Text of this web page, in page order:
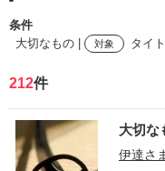
条件
大切なもの |
対象 タイ
検索ワード
212件
大切な
伊達さ